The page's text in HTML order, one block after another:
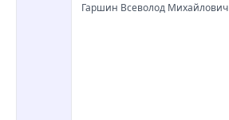
Гаршин Всеволод Михайлович